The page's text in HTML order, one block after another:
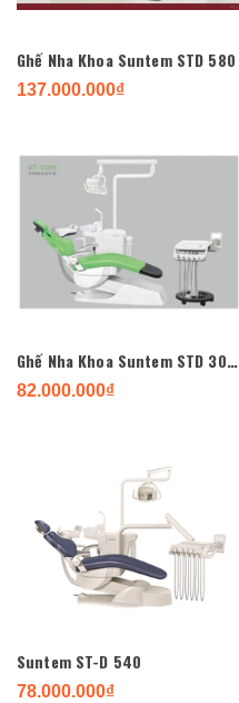
Ghế Nha Khoa Suntem STD 580
137.000.000₫
Ghế Nha Khoa Suntem STD 309 implant
82.000.000₫
Suntem ST-D 540
78.000.000₫